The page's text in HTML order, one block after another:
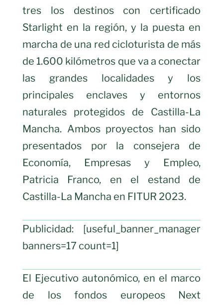
tres los destinos con certificado
Starlight en la región, y la puesta en
marcha de una red cicloturista de más
de 1.600 kilómetros que va a conectar
las grandes localidades y los
principales enclaves y entornos
naturales protegidos de Castilla-La
Mancha. Ambos proyectos han sido
presentados por la consejera de
Economía, Empresas y Empleo,
Patricia Franco, en el estand de
Castilla-La Mancha en FITUR 2023.
Publicidad: [useful_banner_manager
banners=17 count=1]
El Ejecutivo autonómico, en el marco
de los fondos europeos Next